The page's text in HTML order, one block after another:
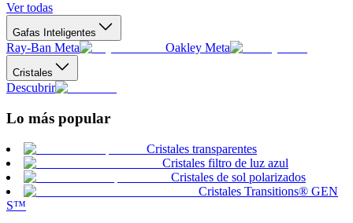
Ver todas
Gafas Inteligentes
Ray-Ban Meta Oakley Meta
Cristales
Descubrir
Lo más popular
Cristales transparentes
Cristales filtro de luz azul
Cristales de sol polarizados
Cristales Transitions® GEN
S™